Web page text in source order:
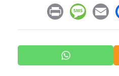
Facebook
Email
Message